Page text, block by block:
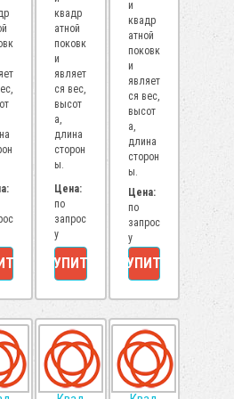
квадр
атной
поковк
и
являет
ся вес,
высот
а,
длина
сторон
ы.
Цена:
по
запрос
у
КУПИТЬ
и
квадр
атной
поковк
и
являет
ся вес,
высот
а,
длина
сторон
ы.
Цена:
по
запрос
у
КУПИТЬ